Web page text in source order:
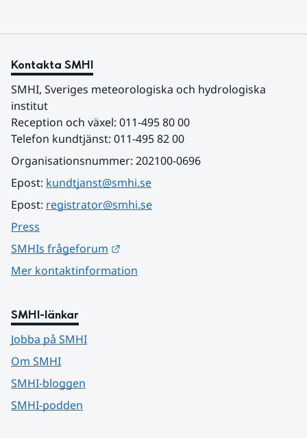
Kontakta SMHI
SMHI, Sveriges meteorologiska och hydrologiska
institut
Reception och växel: 011-495 80 00
Telefon kundtjänst: 011-495 82 00
Organisationsnummer: 202100-0696
Epost: kundtjanst@smhi.se
Epost: registrator@smhi.se
Press
SMHIs frågeforum
Mer kontaktinformation
SMHI-länkar
Jobba på SMHI
Om SMHI
SMHI-bloggen
SMHI-podden